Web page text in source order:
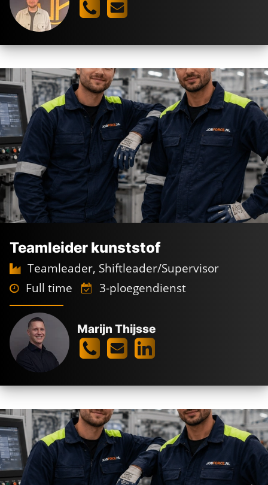
Teamleider kunststof
Teamleader, Shiftleader/Supervisor
Full time
3-ploegendienst
Marijn Thijsse